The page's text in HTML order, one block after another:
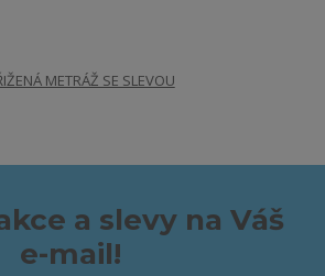
METRÁŽ SE SLEVOU
a slevy na Váš
e-mail!